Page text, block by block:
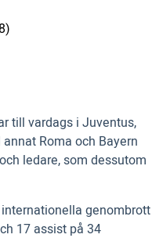
till vardags i Juventus,
Roma och Bayern
ledare, som dessutom
genombrott
17 assist på 34